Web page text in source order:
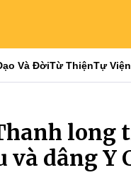
Và ĐờiTừ ThiệnTự
long
và dâng Y